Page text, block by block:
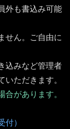
外も書込み可能
せん。ご自由に
込みなど管理者
ただきます。
合があります。
付）